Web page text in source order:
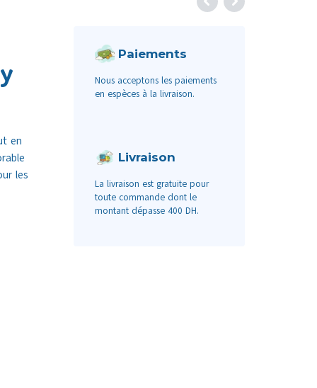
en
les
Paiements
Nous acceptons les paiements
en espèces à la livraison.
Livraison
La livraison est gratuite pour
toute commande dont le
montant dépasse 400 DH.